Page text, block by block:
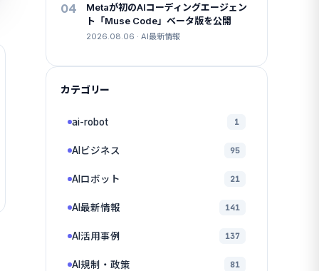
04
Metaが初のAIコーディングエージェン
ト「Muse Code」ベータ版を公開
2026.08.06 · AI最新情報
カテゴリー
ai-robot 1
AIビジネス 95
AIロボット 21
AI最新情報 141
AI活用事例 137
AI規制・政策 81